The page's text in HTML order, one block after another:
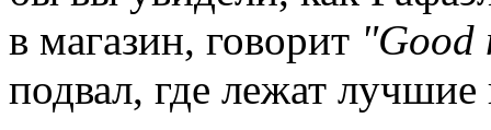
в магазин, говорит "Good
подвал, где лежат